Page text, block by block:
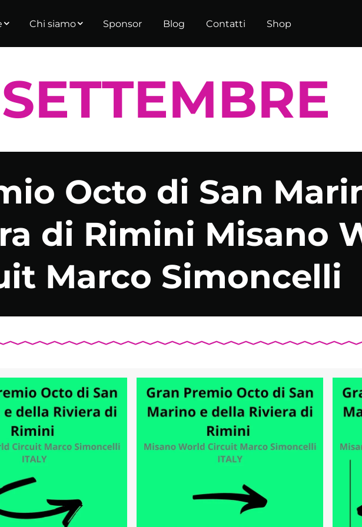
Chi siamo Sponsor Blog Contatti Shop
Octo di San
di Rimini Misano
Marco Simoncelli